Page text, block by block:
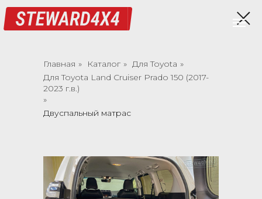
Главная » Каталог » Для Toyota »
Для Toyota Land Cruiser Prado 150 (2017-
2023 г.в.)
»
Двуспальный матрас